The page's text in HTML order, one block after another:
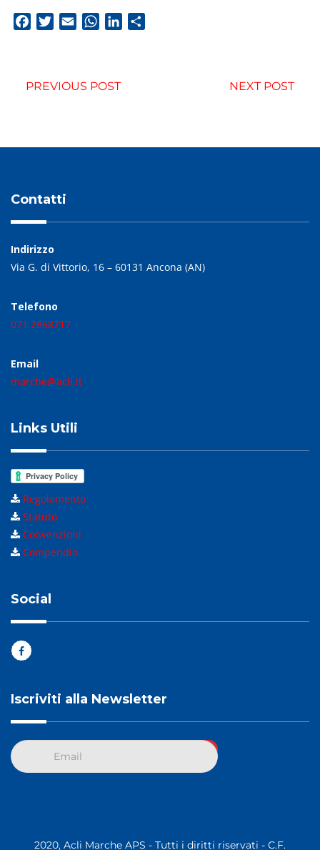
FacebookTwitterEmail WhatsApp
LinkedIn
PREVIOUS POST NEXT POST
Contatti
Indirizzo
Via G. di Vittorio, 16 – 60131 Ancona (AN)
Telefono
071.2868717
Email
marche@acli.it
Links Utili
Regolamento
Statuto
Convenzioni
Compendio
Social
Iscriviti alla Newsletter
2020, Acli Marche APS - Tutti i diritti riservati - C.F.